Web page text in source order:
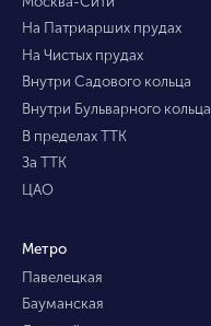
На Патриарших прудах
На Чистых прудах
Внутри Садового кольца
Внутри Бульварного кольца
В пределах ТТК
За ТТК
ЦАО
Метро
Павелецкая
Бауманская